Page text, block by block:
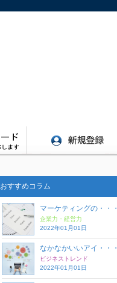
おすすめコラム
マーケティングの・・・
企業力・経営力
2022年01月01日
なかなかいいアイ・・・
ビジネストレンド
2022年01月01日